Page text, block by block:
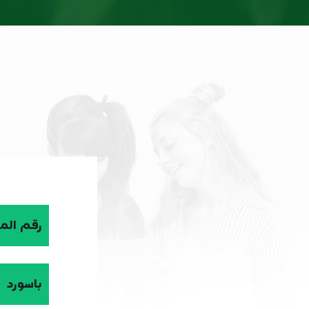
رقم
باسورد